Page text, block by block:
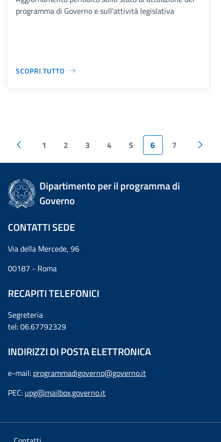
programma di Governo e sull'attività legislativa
SCOPRI TUTTO
1 2 3 4 5 6 7
Dipartimento per il programma di
Governo
CONTATTI SEDE
Via della Mercede, 96
00187 - Roma
RECAPITI TELEFONICI
Segreteria
tel: 06.67792329
INDIRIZZI DI POSTA ELETTRONICA
e-mail: programmadigoverno@governo.it
PEC: upg@mailbox.governo.it